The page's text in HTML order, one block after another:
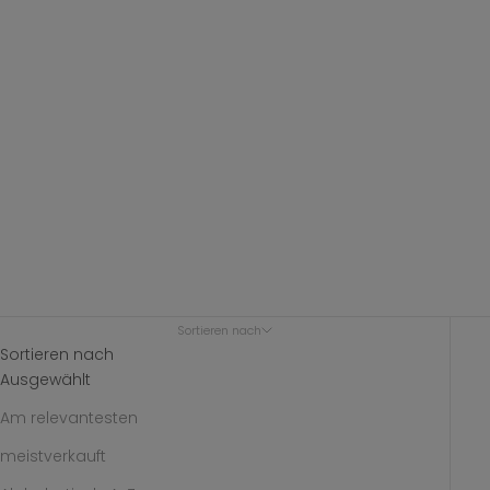
Sortieren nach
Sortieren nach
Ausgewählt
Am relevantesten
meistverkauft